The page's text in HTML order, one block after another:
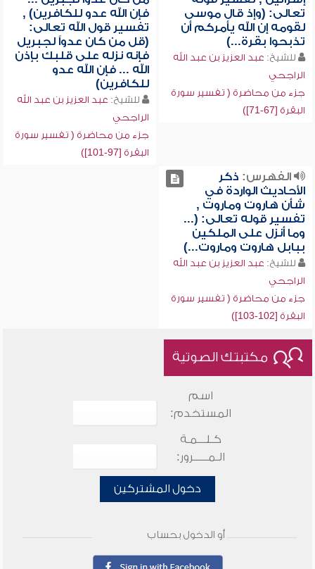
تعالى: (وإذ قال موسى
لقومه إن الله يأمركم أن
تذبحوا بقرة...)
للشيخ: عبد العزيز بن عبد الله
الراجحي
جزء من محاضرة ( تفسير سورة
البقرة [67-71])
فإن الله عدو للكافرين) ,
تفسير قول الله تعالى:
(قل من كان عدواً لجبريل
فإنه نزله على قلبك بإذن
الله ... فإن الله عدو
للكافرين)
للشيخ: عبد العزيز بن عبد الله
الراجحي
جزء من محاضرة ( تفسير سورة
البقرة [97-101])
الفهرس: ذكر
الأحاديث الواردة في
شأن هاروت وماروت ,
تفسير قوله تعالى: (...
وما أنزل على الملكين
ببابل هاروت وماروت...)
للشيخ: عبد العزيز بن عبد الله
الراجحي
جزء من محاضرة ( تفسير سورة
البقرة [102-103])
مكتبتك الصوتية
اسم
المستخدم:
كـلـــمـة
الـمـــــرور:
دخول المشتركين
أو الدخول بحساب